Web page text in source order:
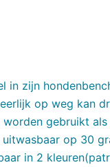
zijn
op weg kan
gebruikt
op 30
in 2